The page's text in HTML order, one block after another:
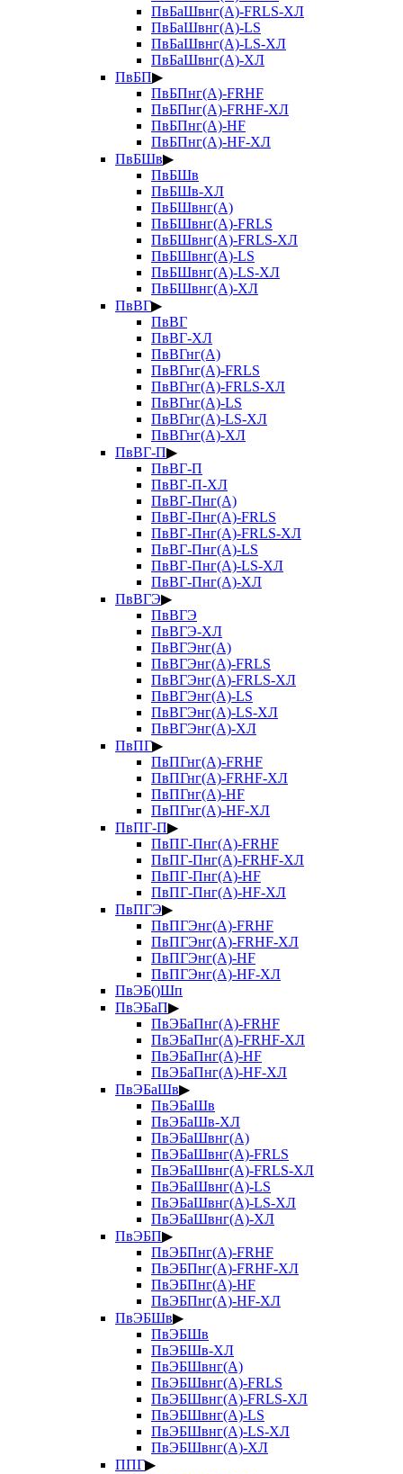
ПвБаШвнг(А)-FRLS-ХЛ
ПвБаШвнг(А)-LS
ПвБаШвнг(А)-LS-ХЛ
ПвБаШвнг(А)-ХЛ
ПвБП▶
ПвБПнг(А)-FRHF
ПвБПнг(А)-FRHF-ХЛ
ПвБПнг(А)-HF
ПвБПнг(А)-HF-ХЛ
ПвБШв▶
ПвБШв
ПвБШв-ХЛ
ПвБШвнг(А)
ПвБШвнг(А)-FRLS
ПвБШвнг(А)-FRLS-ХЛ
ПвБШвнг(А)-LS
ПвБШвнг(А)-LS-ХЛ
ПвБШвнг(А)-ХЛ
ПвВГ▶
ПвВГ
ПвВГ-ХЛ
ПвВГнг(А)
ПвВГнг(А)-FRLS
ПвВГнг(А)-FRLS-ХЛ
ПвВГнг(А)-LS
ПвВГнг(А)-LS-ХЛ
ПвВГнг(А)-ХЛ
ПвВГ-П▶
ПвВГ-П
ПвВГ-П-ХЛ
ПвВГ-Пнг(А)
ПвВГ-Пнг(А)-FRLS
ПвВГ-Пнг(А)-FRLS-ХЛ
ПвВГ-Пнг(А)-LS
ПвВГ-Пнг(А)-LS-ХЛ
ПвВГ-Пнг(А)-ХЛ
ПвВГЭ▶
ПвВГЭ
ПвВГЭ-ХЛ
ПвВГЭнг(А)
ПвВГЭнг(А)-FRLS
ПвВГЭнг(А)-FRLS-ХЛ
ПвВГЭнг(А)-LS
ПвВГЭнг(А)-LS-ХЛ
ПвВГЭнг(А)-ХЛ
ПвПГ▶
ПвПГнг(А)-FRHF
ПвПГнг(А)-FRHF-ХЛ
ПвПГнг(А)-HF
ПвПГнг(А)-HF-ХЛ
ПвПГ-П▶
ПвПГ-Пнг(А)-FRHF
ПвПГ-Пнг(А)-FRHF-ХЛ
ПвПГ-Пнг(А)-HF
ПвПГ-Пнг(А)-HF-ХЛ
ПвПГЭ▶
ПвПГЭнг(А)-FRHF
ПвПГЭнг(А)-FRHF-ХЛ
ПвПГЭнг(А)-HF
ПвПГЭнг(А)-HF-ХЛ
ПвЭБ()Шп
ПвЭБаП▶
ПвЭБаПнг(А)-FRHF
ПвЭБаПнг(А)-FRHF-ХЛ
ПвЭБаПнг(А)-HF
ПвЭБаПнг(А)-HF-ХЛ
ПвЭБаШв▶
ПвЭБаШв
ПвЭБаШв-ХЛ
ПвЭБаШвнг(А)
ПвЭБаШвнг(А)-FRLS
ПвЭБаШвнг(А)-FRLS-ХЛ
ПвЭБаШвнг(А)-LS
ПвЭБаШвнг(А)-LS-ХЛ
ПвЭБаШвнг(А)-ХЛ
ПвЭБП▶
ПвЭБПнг(А)-FRHF
ПвЭБПнг(А)-FRHF-ХЛ
ПвЭБПнг(А)-HF
ПвЭБПнг(А)-HF-ХЛ
ПвЭБШв▶
ПвЭБШв
ПвЭБШв-ХЛ
ПвЭБШвнг(А)
ПвЭБШвнг(А)-FRLS
ПвЭБШвнг(А)-FRLS-ХЛ
ПвЭБШвнг(А)-LS
ПвЭБШвнг(А)-LS-ХЛ
ПвЭБШвнг(А)-ХЛ
ППГ▶